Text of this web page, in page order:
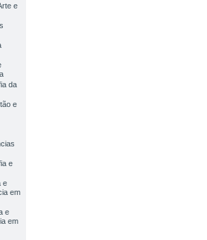
e
da
e
e
e
em
e
em